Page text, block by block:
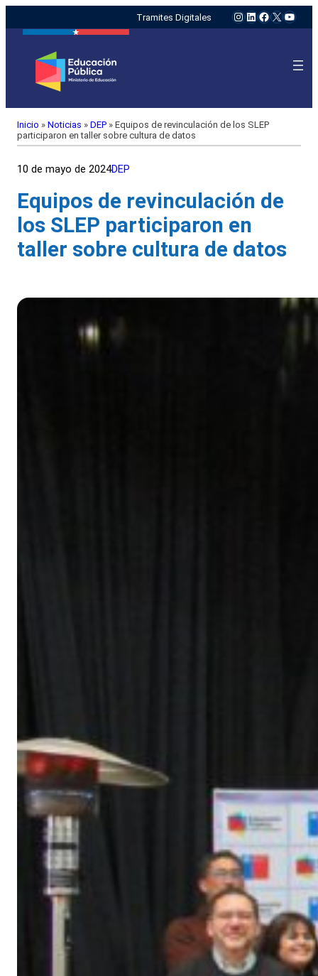
Tramites Digitales Instagram
LinkedIn
Facebook
X
Inicio » Noticias » DEP » Equipos de revinculación de los SLEP
participaron en taller sobre cultura de datos
10 de mayo de 2024DEP
Equipos de revinculación de
los SLEP participaron en
taller sobre cultura de datos